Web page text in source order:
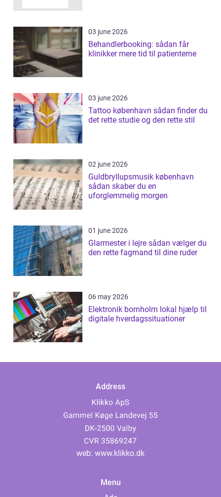
03 june 2026
Behandlerbooking: sådan får
klinikker mere tid til patienterne
03 june 2026
Tattoo københavn sådan finder du
det rette studie og den rette stil
02 june 2026
Guldbryllupsmusik københavn
sådan skaber du en
uforglemmelig morgen
01 june 2026
Glarmester i lejre sådan vælger du
den rette fagmand til dine ruder
06 may 2026
Elektronik bornholm lokal hjælp til
digitale hverdagssituationer
Address
web: www.klikko.dk
Menu